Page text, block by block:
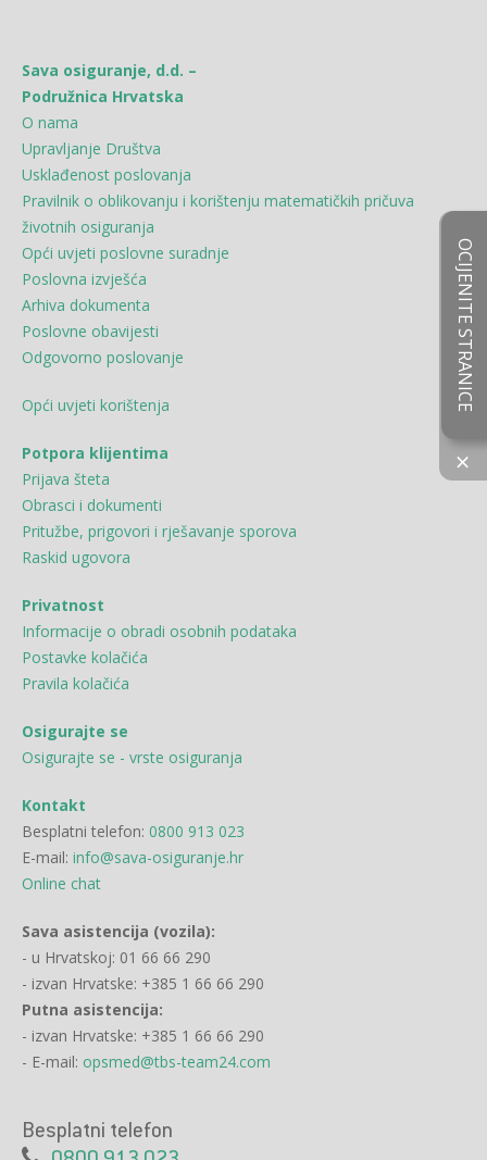
Sava osiguranje, d.d. –
Podružnica Hrvatska
O nama
Upravljanje Društva
Usklađenost poslovanja
Pravilnik o oblikovanju i korištenju matematičkih pričuva
životnih osiguranja
Opći uvjeti poslovne suradnje
Poslovna izvješća
Arhiva dokumenta
Poslovne obavijesti
Odgovorno poslovanje
Opći uvjeti korištenja
Potpora klijentima
Prijava šteta
Obrasci i dokumenti
Pritužbe, prigovori i rješavanje sporova
Raskid ugovora
Privatnost
Informacije o obradi osobnih podataka
Postavke kolačića
Pravila kolačića
Osigurajte se
Osigurajte se - vrste osiguranja
Kontakt
Besplatni telefon: 0800 913 023
E-mail: info@sava-osiguranje.hr
Online chat
Sava asistencija (vozila):
- u Hrvatskoj: 01 66 66 290
- izvan Hrvatske: +385 1 66 66 290
Putna asistencija:
- izvan Hrvatske: +385 1 66 66 290
- E-mail: opsmed@tbs-team24.com
Besplatni telefon
×
OCIJENITE STRANICE